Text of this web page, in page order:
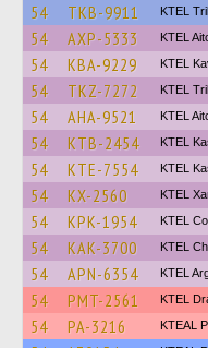
54 TKB-9911 ΚΤΕL
54 AXP-5333 KTEL
54 KBA-9229 KTEL
54 TKZ-7272 ΚΤΕL
54 AHA-9521 KTEL
54 KTB-2454 KTEL
54 KTE-7554 KTEL
54 KX-2560 KTEL
54 KPK-1954 KTEL
54 KAK-3700 ΚΤΕL
54 APN-6354 KTEL
54 PMT-2561 KTEL
54 PA-3216 KTEAL